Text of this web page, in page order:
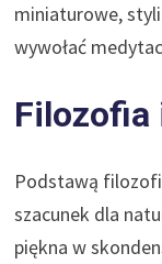
miniaturowe,
wywołać
Filozofia
Podstawą
szacunek dla
piękna w